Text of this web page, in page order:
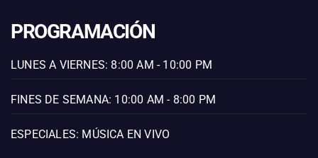
PROGRAMACIÓN
LUNES A VIERNES: 8:00 AM - 10:00 PM
FINES DE SEMANA: 10:00 AM - 8:00 PM
ESPECIALES: MÚSICA EN VIVO